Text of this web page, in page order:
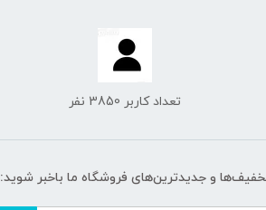
تعداد کاربر 3850 نفر
و جدیدترین‌های فروشگاه ما باخبر شوید: